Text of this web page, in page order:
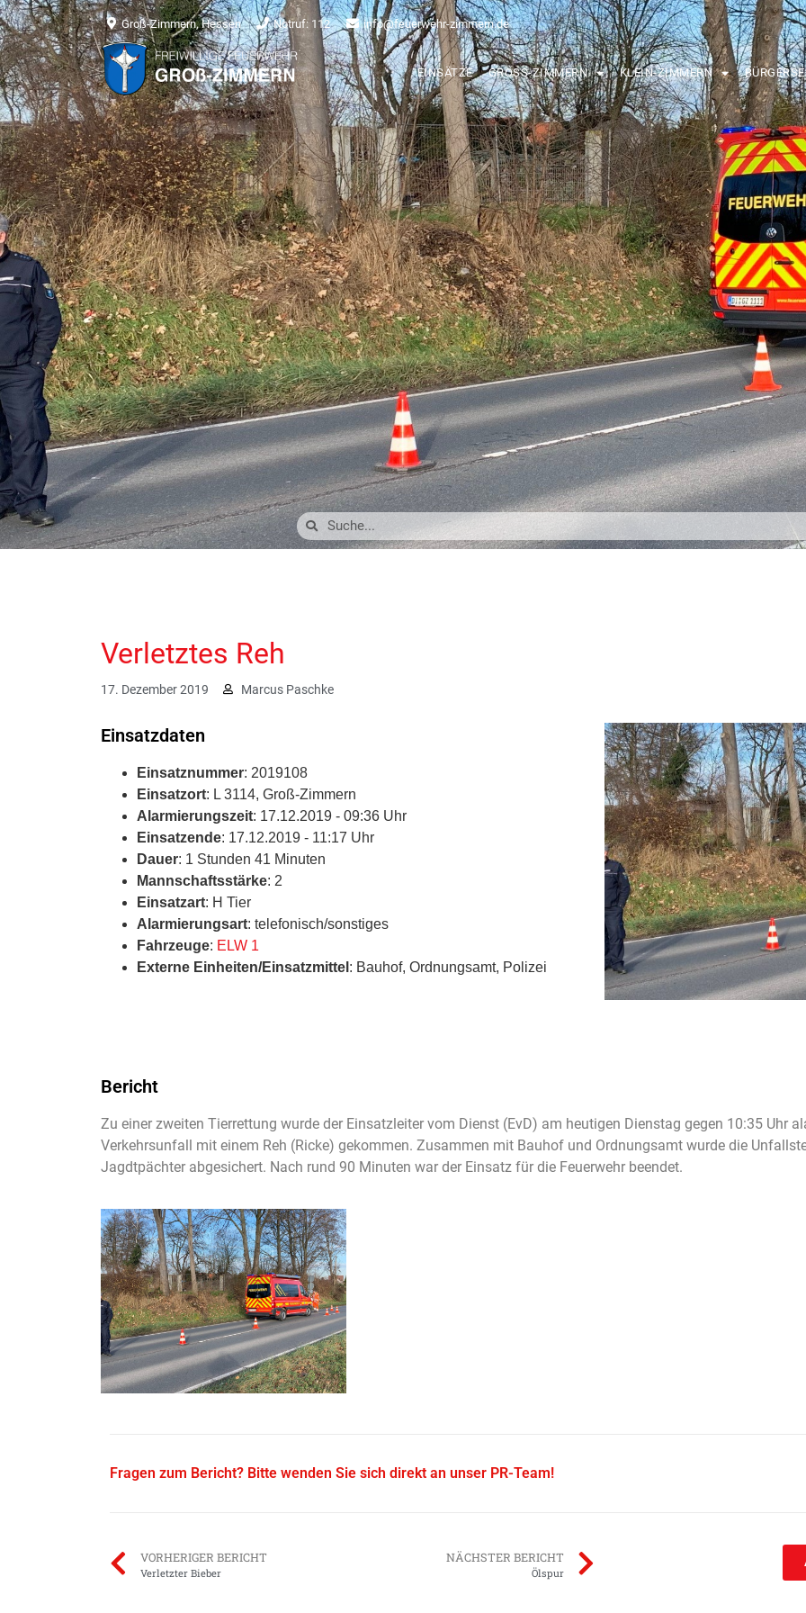
Groß-Zimmern, Hessen Notruf: 112 info@feuerwehr-zimmern.de
EINSÄTZE GROSS-ZIMMERN KLEIN-ZIMMERN
Verletztes Reh
17. Dezember 2019 Marcus Paschke
Einsatzdaten
Einsatznummer: 2019108
Einsatzort: L 3114, Groß-Zimmern
Alarmierungszeit: 17.12.2019 - 09:36 Uhr
Einsatzende: 17.12.2019 - 11:17 Uhr
Dauer: 1 Stunden 41 Minuten
Mannschaftsstärke: 2
Einsatzart: H Tier
Alarmierungsart: telefonisch/sonstiges
Fahrzeuge: ELW 1
Externe Einheiten/Einsatzmittel : Bauhof, Ordnungsamt, Polizei
Bericht
Zu einer zweiten Tierrettung wurde der Einsatzleiter vom Dienst (EvD) am heutigen Dienstag gegen 10:35 Uhr
Verkehrsunfall mit einem Reh (Ricke) gekommen. Zusammen mit Bauhof und Ordnungsamt wurde die
Jagdtpächter abgesichert. Nach rund 90 Minuten war der Einsatz für die Feuerwehr beendet.
Fragen zum Bericht? Bitte wenden Sie sich direkt an unser PR-Team!
VORHERIGER BERICHT
Verletzter Bieber
NÄCHSTER BERICHT
Ölspur